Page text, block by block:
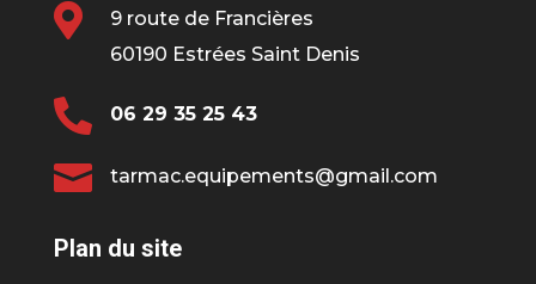

9 route de Francières
60190 Estrées Saint Denis
 06 29 35 25 43
 tarmac.equipements@gmail.com
Plan du site